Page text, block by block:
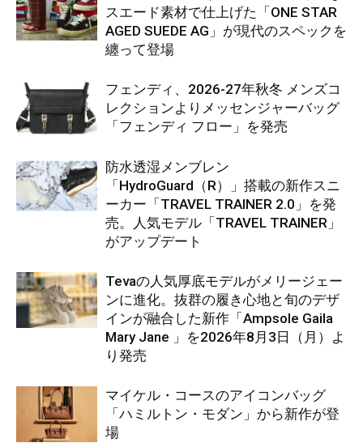
スエード素材で仕上げた「ONE STAR
AGED SUEDE AG」が現代のスペックを
纏って登場
フェンディ、2026-27年秋冬 メンズコ
レクションよりメッセンジャーバッグ
「フェンディ フロー」を発売
防水透湿メンブレン
「HydroGuard（R）」搭載の新作スニ
ーカー「TRAVEL TRAINER 2.0」を発
売。人気モデル「TRAVEL TRAINER」
がアップデート
Tevaの人気厚底モデルがメリージェー
ンに進化。抜群の履き心地と旬のデザ
インが融合した新作「Ampsole Gaila
Mary Jane 」を2026年8月3日（月）よ
り発売
マイケル・コースのアイコンバッグ
「ハミルトン・モダン」から新作が登
場